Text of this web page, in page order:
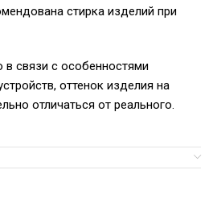
стирка изделий при
в связи с особенностями
оттенок изделия на
отличаться от реального.